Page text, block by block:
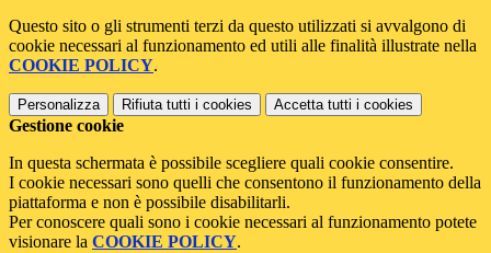
Questo sito o gli strumenti terzi da questo utilizzati si avvalgono di
cookie necessari al funzionamento ed utili alle finalità illustrate nella
COOKIE POLICY.
Personalizza Rifiuta tutti i cookies Accetta tutti i cookies
Gestione cookie
In questa schermata è possibile scegliere quali cookie consentire.
I cookie necessari sono quelli che consentono il funzionamento della
piattaforma e non è possibile disabilitarli.
Per conoscere quali sono i cookie necessari al funzionamento potete
visionare la COOKIE POLICY.